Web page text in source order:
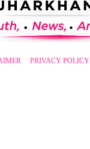
PRIVACY POLICY